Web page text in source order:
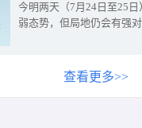
今明两天（7月24日至25
弱态势，但局地仍会有强
查看更多>>